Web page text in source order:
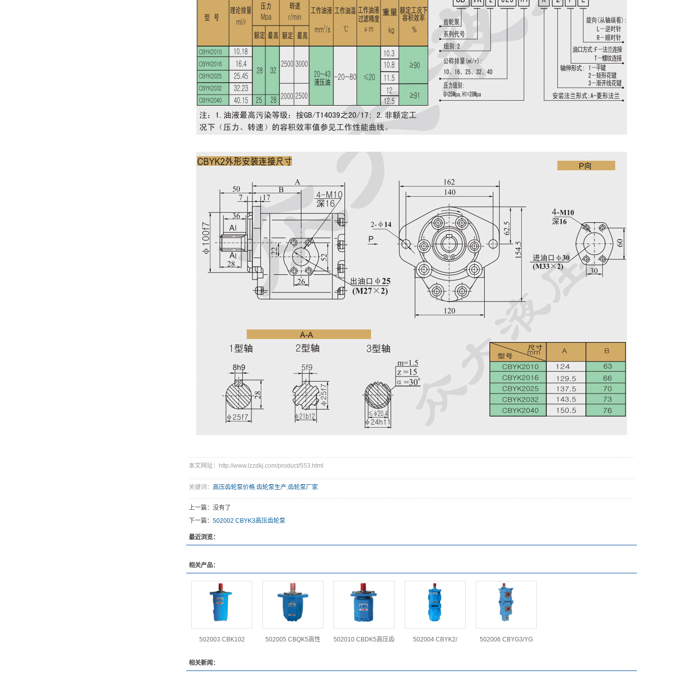
本文网址：http://www.lzzdkj.com/product/553.html
关键词： 高压齿轮泵价格 齿轮泵生产 齿轮泵厂家
上一篇：没有了
下一篇： 502002 CBYK3高压齿轮泵
最近浏览：
相关产品：
502003 CBK102 502005 CBQK5高性 502010 CBDK5高压齿 502004 CBYK2/ 502006 CBYG3/YG
相关新闻：